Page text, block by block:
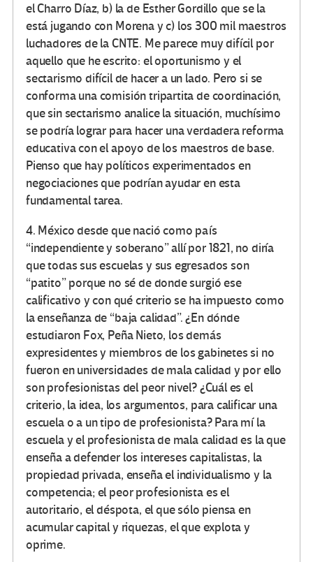
el Charro Díaz, b) la de Esther Gordillo que se la
está jugando con Morena y c) los 300 mil maestros
luchadores de la CNTE. Me parece muy difícil por
aquello que he escrito: el oportunismo y el
sectarismo difícil de hacer a un lado. Pero si se
conforma una comisión tripartita de coordinación,
que sin sectarismo analice la situación, muchísimo
se podría lograr para hacer una verdadera reforma
educativa con el apoyo de los maestros de base.
Pienso que hay políticos experimentados en
negociaciones que podrían ayudar en esta
fundamental tarea.
4. México desde que nació como país
“independiente y soberano” allí por 1821, no diría
que todas sus escuelas y sus egresados son
“patito” porque no sé de donde surgió ese
calificativo y con qué criterio se ha impuesto como
la enseñanza de “baja calidad”. ¿En dónde
estudiaron Fox, Peña Nieto, los demás
expresidentes y miembros de los gabinetes si no
fueron en universidades de mala calidad y por ello
son profesionistas del peor nivel? ¿Cuál es el
criterio, la idea, los argumentos, para calificar una
escuela o a un tipo de profesionista? Para mí la
escuela y el profesionista de mala calidad es la que
enseña a defender los intereses capitalistas, la
propiedad privada, enseña el individualismo y la
competencia; el peor profesionista es el
autoritario, el déspota, el que sólo piensa en
acumular capital y riquezas, el que explota y
oprime.